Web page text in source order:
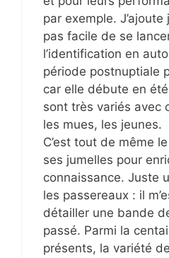
par exemple.
pas facile de se
l’identification en
période postnuptiale
car elle débute en
sont très variés avec
les mues, les jeunes.
C’est tout de même
ses jumelles pour
connaissance. Juste
les passereaux : il
détailler une bande
passé. Parmi la
présents, la variété